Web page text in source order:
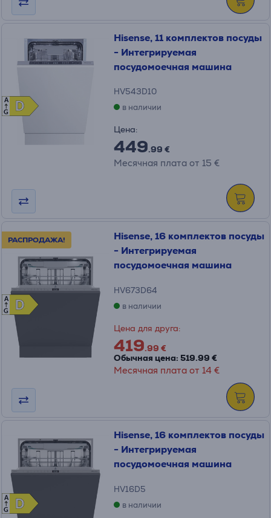
D
D
A
G
Hisense, 11 комплектов посуды
- Интегрируемая
посудомоечная машина
HV543D10
в наличии
Цена:
449.99 €
Месячная плата от 15 €
РАСПРОДАЖА!
D
D
A
G
Hisense, 16 комплектов посуды
- Интегрируемая
посудомоечная машина
HV673D64
в наличии
Цена для друга:
419.99 €
Обычная цена: 519.99 €
Месячная плата от 14 €
D
D
A
G
Hisense, 16 комплектов посуды
- Интегрируемая
посудомоечная машина
HV16D5
в наличии